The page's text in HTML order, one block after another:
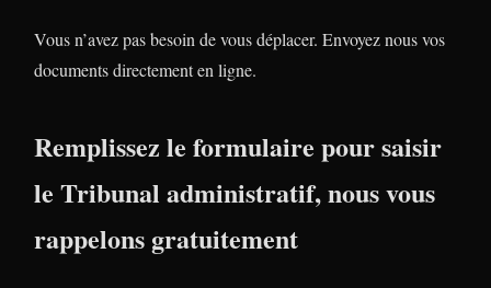
Vous n’avez pas besoin de vous déplacer. Envoyez nous vos
documents directement en ligne.
Remplissez le formulaire pour saisir
le Tribunal administratif, nous vous
rappelons gratuitement